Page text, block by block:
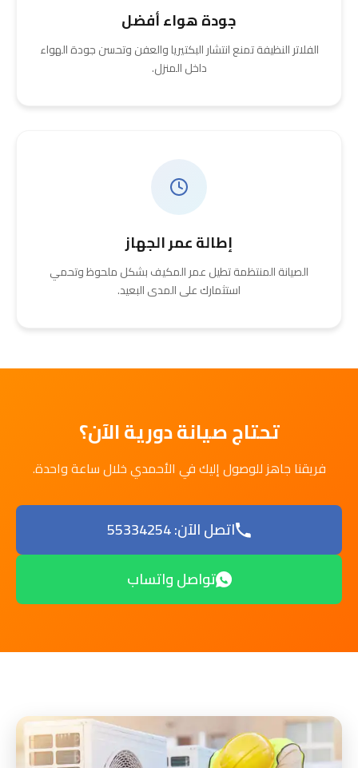
جودة هواء أفضل
الفلاتر النظيفة تمنع انتشار البكتيريا والعفن وتحسن جودة الهواء
داخل المنزل.
إطالة عمر الجهاز
الصيانة المنتظمة تطيل عمر المكيف بشكل ملحوظ وتحمي
استثمارك على المدى البعيد.
تحتاج صيانة دورية الآن؟
فريقنا جاهز للوصول إليك في الأحمدي خلال ساعة واحدة.
اتصل الآن: 55334254
تواصل واتساب